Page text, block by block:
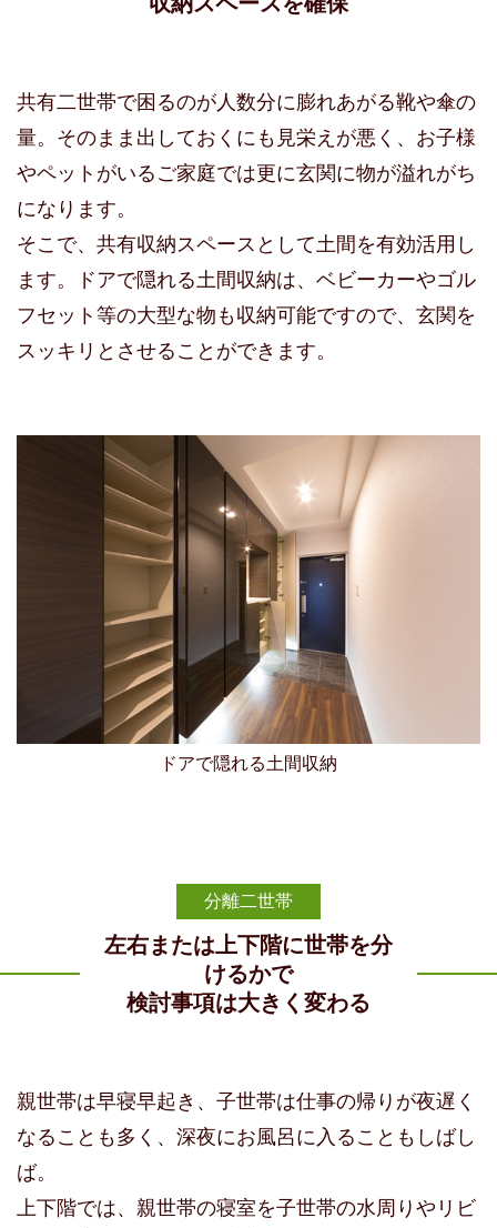
共有二世帯で困るのが人数分に膨れあがる靴や傘の
量。そのまま出しておくにも見栄えが悪く、お子様
やペットがいるご家庭では更に玄関に物が溢れがち
になります。
そこで、共有収納スペースとして土間を有効活用し
ます。ドアで隠れる土間収納は、ベビーカーやゴル
フセット等の大型な物も収納可能ですので、玄関を
スッキリとさせることができます。
ドアで隠れる土間収納
分離二世帯
左右または上下階に世帯を分
けるかで
検討事項は大きく変わる
親世帯は早寝早起き、子世帯は仕事の帰りが夜遅く
なることも多く、深夜にお風呂に入ることもしばし
ば。
上下階では、親世帯の寝室を子世帯の水周りやリビ